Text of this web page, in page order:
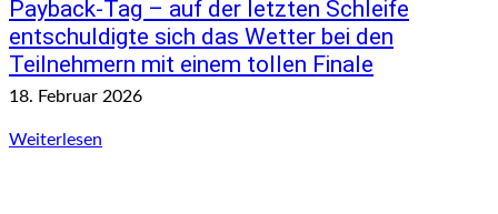
Payback-Tag – auf der letzten Schleife
entschuldigte sich das Wetter bei den
Teilnehmern mit einem tollen Finale
18. Februar 2026
Weiterlesen